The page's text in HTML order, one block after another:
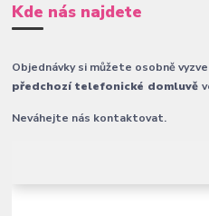
Kde nás najdete
Objednávky si můžete osobně
předchozí telefonické domluvě
Neváhejte nás kontaktovat.